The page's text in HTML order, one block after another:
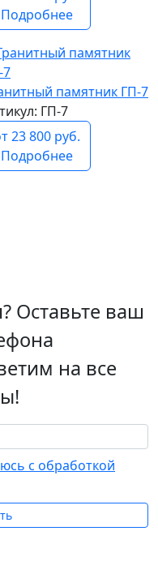
Подробнее
памятник ГП-7
ГП-7
23 800 руб.
Подробнее
Оставьте ваш
на все
с обработкой